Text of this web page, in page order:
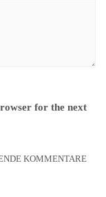
for the next
KOMMENTARE